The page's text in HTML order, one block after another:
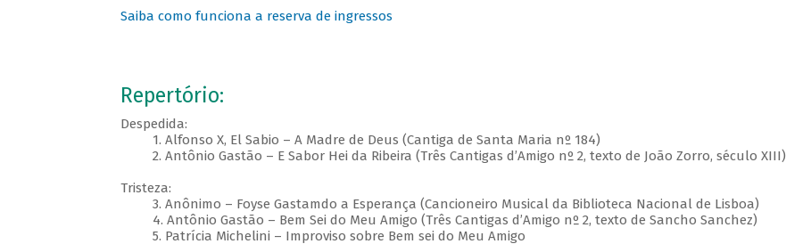
Saiba como funciona a reserva de ingressos
Repertório:
Despedida:
1. Alfonso X, El Sabio – A Madre de Deus (Cantiga de Santa Maria nº 184)
2. Antônio Gastão – E Sabor Hei da Ribeira (Três Cantigas d’Amigo nº 2, texto de João Zorro, século XIII)
Tristeza:
3. Anônimo – Foyse Gastamdo a Esperança (Cancioneiro Musical da Biblioteca Nacional de Lisboa)
4. Antônio Gastão – Bem Sei do Meu Amigo (Três Cantigas d’Amigo nº 2, texto de Sancho Sanchez)
5. Patrícia Michelini – Improviso sobre Bem sei do Meu Amigo